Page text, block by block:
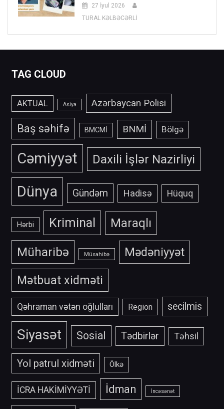
27 İyul 2026
TURAL KƏLBƏCƏRLİ
TAG CLOUD
AKTUAL Asiya Azərbaycan Polisi
Baş səhifə BMCMİ BNMİ Bölgə
Cəmiyyət Daxili İşlər Nazirliyi
Dünya Gündəm Hadisə Hüquq
Hərbi Kriminal Maraqlı
Müharibə Müsahibə
Mədəniyyət
Mətbuat xidməti
Qəhraman vətən oğlulları Region secilmis
Siyasət Sosial Tədbirlər Təhsil
Yol patrul xidməti Ölkə
İCRA HAKİMİYYƏTİ İdman İncəsənət